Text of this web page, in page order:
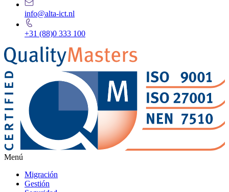
info@alta-ict.nl
+31 (88)0 333 100
Menú
Migración
Gestión